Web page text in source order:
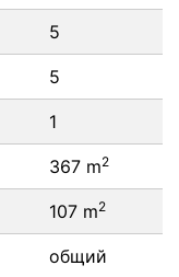
5
5
1
367 m2
107 m2
общий